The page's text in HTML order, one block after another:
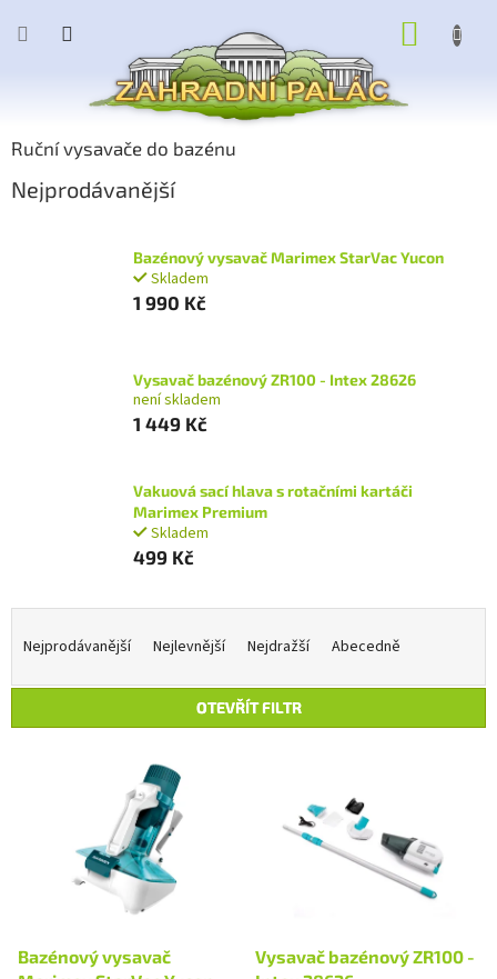
Ruční vysavače do bazénu
Nejprodávanější
Bazénový vysavač Marimex StarVac Yucon
Skladem
1 990 Kč
Vysavač bazénový ZR100 - Intex 28626
není skladem
1 449 Kč
Vakuová sací hlava s rotačními kartáči
Marimex Premium
Skladem
499 Kč
e
Nejprodávanější Nejlevnější Nejdražší Abecedně
OTEVŘÍT FILTR
dBazénový vysavač
Vysavač bazénový ZR100 -